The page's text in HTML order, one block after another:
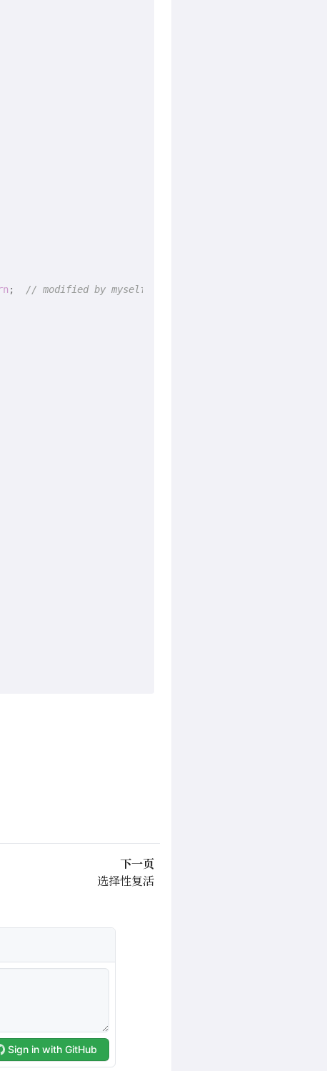
;
// modified by myself
下一页
选择性复活